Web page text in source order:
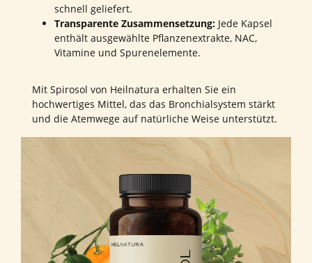
schnell geliefert.
Transparente Zusammensetzung: Jede Kapsel
enthält ausgewählte Pflanzenextrakte, NAC,
Vitamine und Spurenelemente.
Mit Spirosol von Heilnatura erhalten Sie ein
hochwertiges Mittel, das das Bronchialsystem stärkt
und die Atemwege auf natürliche Weise unterstützt.